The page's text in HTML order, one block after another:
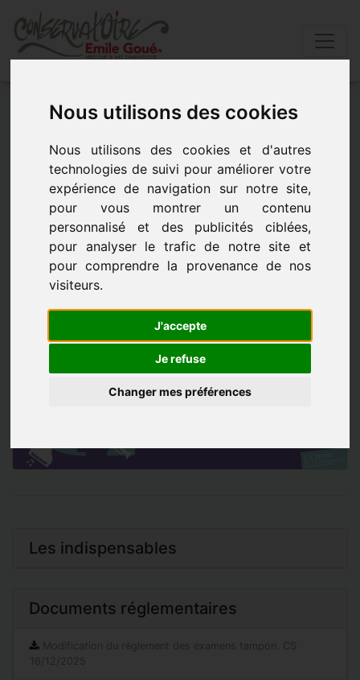
Nous utilisons des cookies
Nous utilisons des cookies et d'autres
technologies de suivi pour améliorer votre
expérience de navigation sur notre site,
pour vous montrer un contenu
personnalisé et des publicités ciblées,
pour analyser le trafic de notre site et
pour comprendre la provenance de nos
visiteurs.
J'accepte
Je refuse
Changer mes préférences
Accueil »Actualités»ScÈne ouverte conservatoire
SCÈNE OUVERTE CONSERVATOIRE 29
JANVIER 2026 19H00
SCÈNE OUVERTE CONSERVATOIRE 29 JANVIER 2026
19H00 - le 29 janvier 2026 à 19h00
Les indispensables
Documents réglementaires
Modification du règlement des examens tampon. CS
16/12/2025